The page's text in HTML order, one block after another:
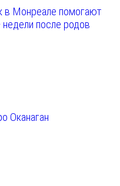
в Монреале помогают
после родов
Оканаган